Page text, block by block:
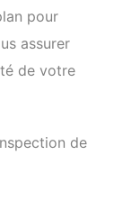
pour
assurer
de votre
de